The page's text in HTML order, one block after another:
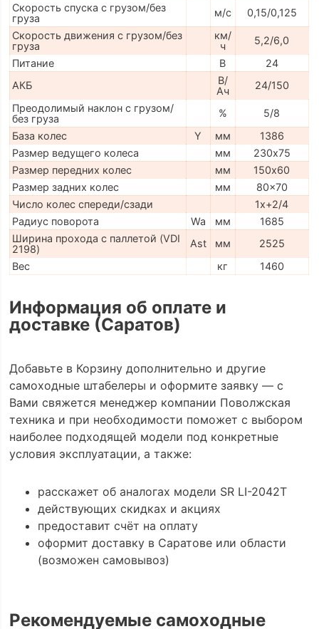
Скорость спуска с грузом/без
груза
м/с
0,15/0,125
Скорость движения с грузом/без
груза
км/
ч
5,2/6,0
Питание
В
24
АКБ
В/
Ач
24/150
Преодолимый наклон с грузом/
без груза
%
5/8
База колес
Y мм
1386
Размер ведущего колеса
мм
230х75
Размер передних колес
мм
150х60
Размер задних колес
мм
80x70
Число колес спереди/сзади
1x+2/4
Радиус поворота
Wa мм
1685
Ширина прохода с паллетой (VDI
2198)
Ast мм
2525
Вес
кг 1460
Информация об оплате и
доставке (Саратов)
Добавьте в Корзину дополнительно и другие
самоходные штабелеры и оформите заявку — с
Вами свяжется менеджер компании Поволжская
техника и при необходимости поможет с выбором
наиболее подходящей модели под конкретные
условия эксплуатации, а также:
расскажет об аналогах модели SR LI-2042Т
действующих скидках и акциях
предоставит счёт на оплату
оформит доставку в Саратове или области
(возможен самовывоз)
Рекомендуемые самоходные